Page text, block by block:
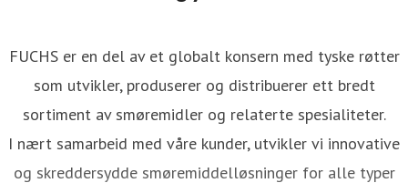
FUCHS er en del av et globalt konsern med tyske røtter
som utvikler, produserer og distribuerer ett bredt
sortiment av smøremidler og relaterte spesialiteter.
I nært samarbeid med våre kunder, utvikler vi innovative
og skreddersydde smøremiddelløsninger for alle typer